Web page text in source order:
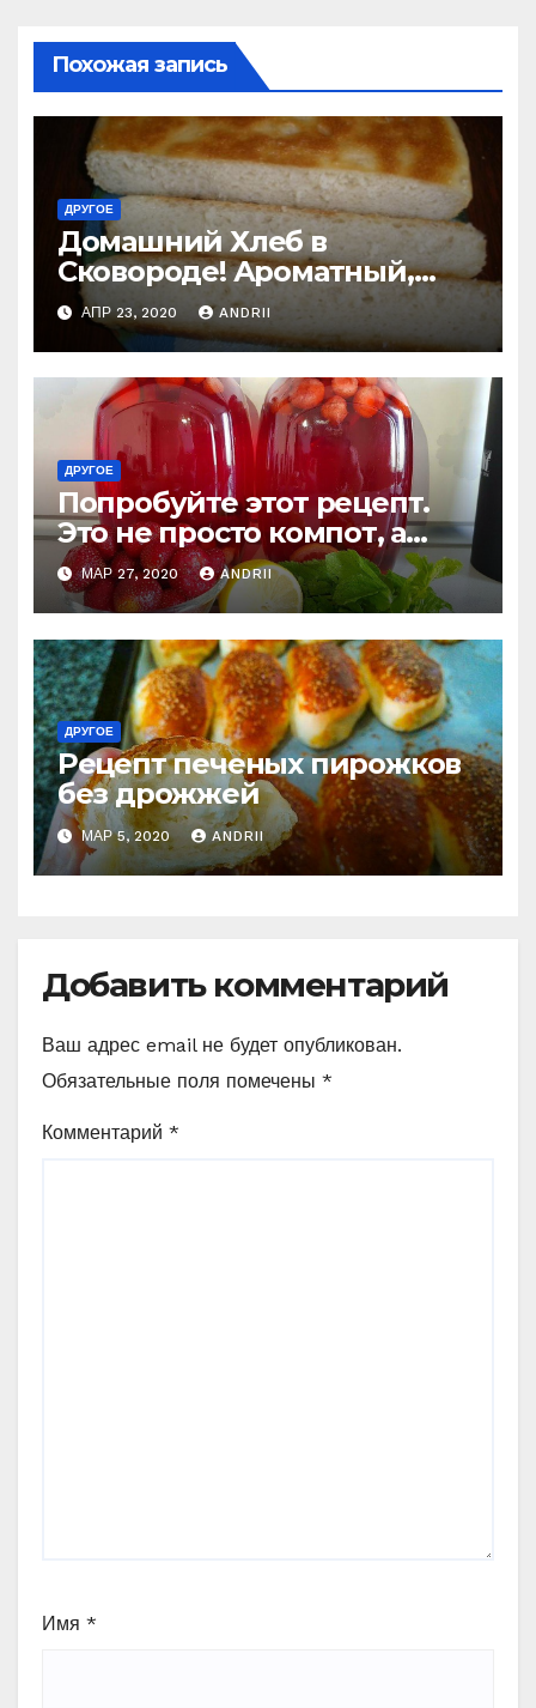
Похожая запись
ДРУГОЕ
Домашний Хлеб в
Сковороде! Ароматный,
мягкий, вкусный и
получается всегда
АПР 23, 2020 ANDRII
ДРУГОЕ
Попробуйте этот рецепт.
Это не просто компот, а
настоящий клубничный
мохито!
МАР 27, 2020 ANDRII
ДРУГОЕ
Рецепт печеных пирожков
без дрожжей
МАР 5, 2020 ANDRII
Добавить комментарий
Ваш адрес email не будет опубликован.
Обязательные поля помечены *
Комментарий *
Имя *